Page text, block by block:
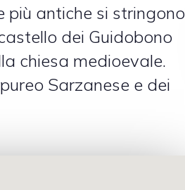
più antiche si stringono
dei Guidobono
chiesa medioevale.
Sarzanese e dei